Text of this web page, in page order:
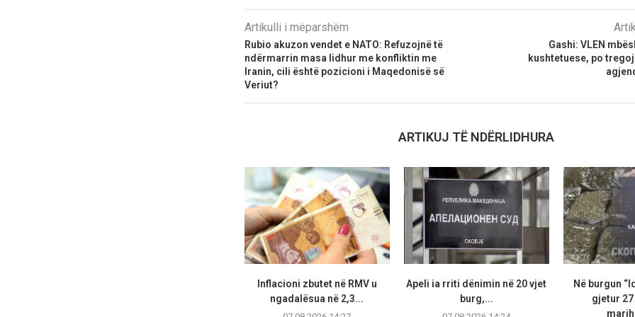
Artikulli i mëparshëm
Rubio akuzon vendet e NATO: Refuzojnë të
ndërmarrin masa lidhur me konfliktin me
Iranin, cili është pozicioni i Maqedonisë së
Veriut?
Gashi: VLEN
kushtetuese, po
ARTIKUJ TË NDËRLIDHURA
Inflacioni zbutet në RMV u
ngadalësua në 2,3...
Apeli ia rriti dënimin në 20 vjet
burg,...
Në burgun
gjetur